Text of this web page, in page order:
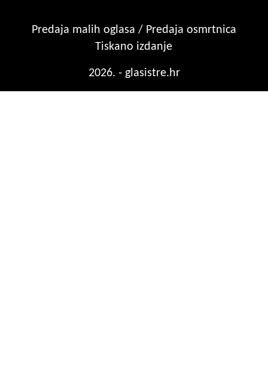
Predaja malih oglasa / Predaja osmrtnica
Tiskano izdanje
2026. - glasistre.hr